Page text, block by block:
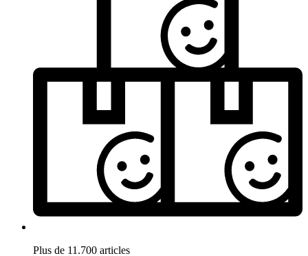
Plus de 11.700 articles